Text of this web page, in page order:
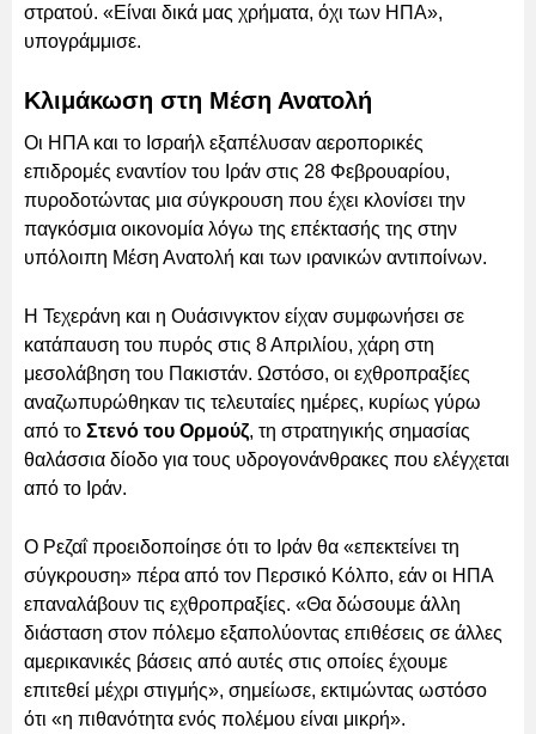
στρατού. «Είναι δικά μας χρήματα, όχι των ΗΠΑ»,
υπογράμμισε.
Κλιμάκωση στη Μέση Ανατολή
Οι ΗΠΑ και το Ισραήλ εξαπέλυσαν αεροπορικές
επιδρομές εναντίον του Ιράν στις 28 Φεβρουαρίου,
πυροδοτώντας μια σύγκρουση που έχει κλονίσει την
παγκόσμια οικονομία λόγω της επέκτασής της στην
υπόλοιπη Μέση Ανατολή και των ιρανικών αντιποίνων.
Η Τεχεράνη και η Ουάσινγκτον είχαν συμφωνήσει σε
κατάπαυση του πυρός στις 8 Απριλίου, χάρη στη
μεσολάβηση του Πακιστάν. Ωστόσο, οι εχθροπραξίες
αναζωπυρώθηκαν τις τελευταίες ημέρες, κυρίως γύρω
από το Στενό του Ορμούζ, τη στρατηγικής σημασίας
θαλάσσια δίοδο για τους υδρογονάνθρακες που ελέγχεται
από το Ιράν.
Ο Ρεζαΐ προειδοποίησε ότι το Ιράν θα «επεκτείνει τη
σύγκρουση» πέρα από τον Περσικό Κόλπο, εάν οι ΗΠΑ
επαναλάβουν τις εχθροπραξίες. «Θα δώσουμε άλλη
διάσταση στον πόλεμο εξαπολύοντας επιθέσεις σε άλλες
αμερικανικές βάσεις από αυτές στις οποίες έχουμε
επιτεθεί μέχρι στιγμής», σημείωσε, εκτιμώντας ωστόσο
ότι «η πιθανότητα ενός πολέμου είναι μικρή».